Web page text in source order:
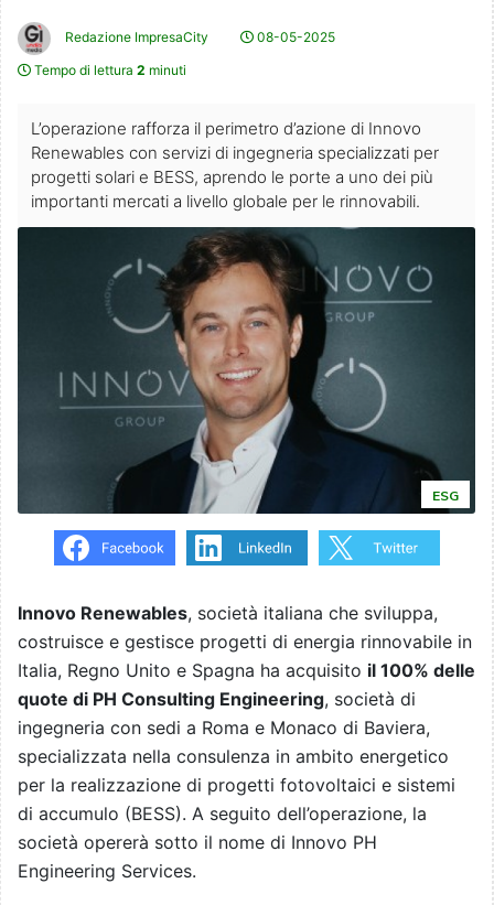
Redazione ImpresaCity
08-05-2025
Tempo di lettura 2 minuti
L’operazione rafforza il perimetro d’azione di Innovo
Renewables con servizi di ingegneria specializzati per
progetti solari e BESS, aprendo le porte a uno dei più
importanti mercati a livello globale per le rinnovabili.
ESG
Innovo Renewables, società italiana che sviluppa,
costruisce e gestisce progetti di energia rinnovabile in
Italia, Regno Unito e Spagna ha acquisito il 100% delle
quote di PH Consulting Engineering, società di
ingegneria con sedi a Roma e Monaco di Baviera,
specializzata nella consulenza in ambito energetico
per la realizzazione di progetti fotovoltaici e sistemi
di accumulo (BESS). A seguito dell’operazione, la
società opererà sotto il nome di Innovo PH
Engineering Services.